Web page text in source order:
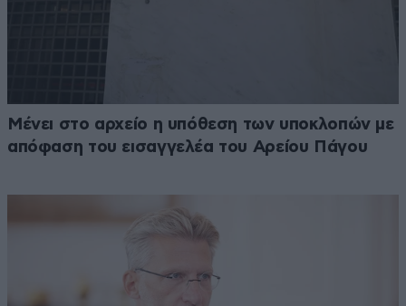
Μένει στο αρχείο η υπόθεση των υποκλοπών με
απόφαση του εισαγγελέα του Αρείου Πάγου